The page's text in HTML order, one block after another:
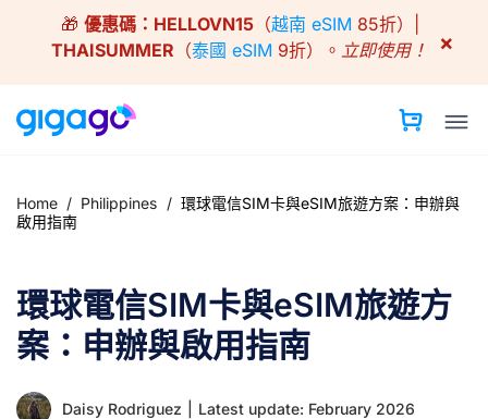
🎁 優惠碼： HELLOVN15（越南 eSIM 85折）|
THAISUMMER （泰國 eSIM 9折）。 立即使用！ ×
Home / Philippines / 環球電信SIM卡與eSIM旅遊方案：申辦與
啟用指南
環球電信SIM卡與eSIM旅遊方
案：申辦與啟用指南
Daisy Rodriguez Latest update: February 2026